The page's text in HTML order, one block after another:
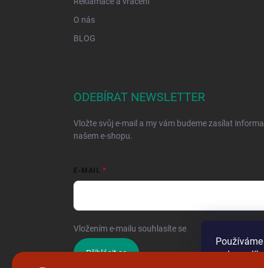
webu a
O nás
BLOG
ODEBÍRAT NEWSLETTER
Vložte svůj e-mail a my vám budeme zasílat
našem e-shopu.
E-MAIL
Vložením e-mailu souhlasíte se
Přihlásit se